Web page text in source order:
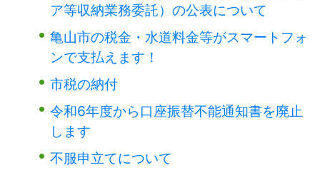
ア等収納業務委託）の公表について
亀山市の税金・水道料金等がスマートフォ
ンで支払えます！
市税の納付
令和6年度から口座振替不能通知書を廃止
します
不服申立てについて